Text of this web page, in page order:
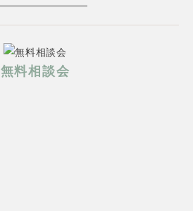
無料相談会